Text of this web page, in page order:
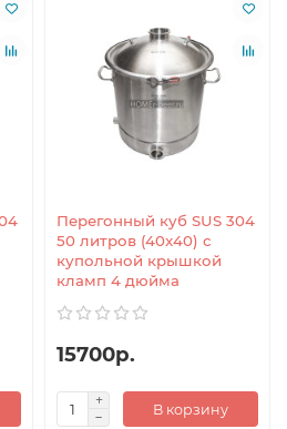
Перегонный куб SUS 304
50 литров (40x40) с
купольной крышкой
кламп 4 дюйма
15700р.
В корзину